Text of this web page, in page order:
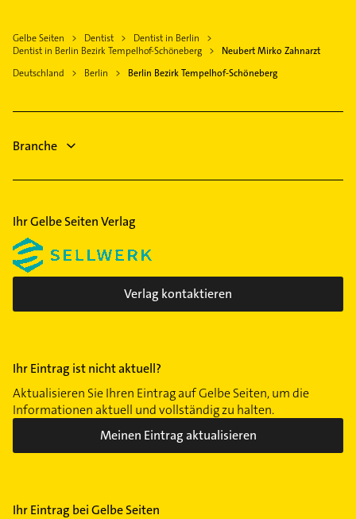
Bezirk Pankow
Bezirk Reinickendorf
Bezirk Spandau
Glienicke /Nordbahn
Ahrensfelde
Falkensee
Hennigsdorf
Physikalische Therapie
Elektroinstallation
Elektro Reparatur
Ärztehaus
Gelbe Seiten Dentist
Dentist in Berlin
Dentist in Berlin Bezirk Tempelhof-Schöneberg
Neubert Mirko Zahnarzt
Deutschland
Berlin Berlin Bezirk Tempelhof-Schöneberg
Branche
Ihr Gelbe Seiten Verlag
Verlag kontaktieren
Ihr Eintrag ist nicht aktuell?
Aktualisieren Sie Ihren Eintrag auf Gelbe Seiten, um die
Informationen aktuell und vollständig zu halten.
Meinen Eintrag aktualisieren
Ihr Eintrag bei Gelbe Seiten